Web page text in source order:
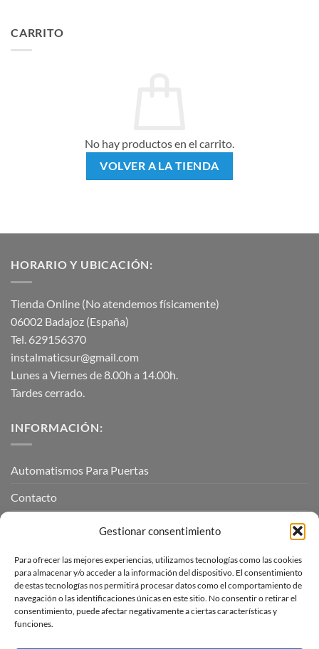
Gestionar consentimiento
Para ofrecer las mejores experiencias, utilizamos tecnologías como las cookies
para almacenar y/o acceder a la información del dispositivo. El consentimiento
de estas tecnologías nos permitirá procesar datos como el comportamiento de
navegación o las identificaciones únicas en este sitio. No consentir o retirar el
consentimiento, puede afectar negativamente a ciertas características y
funciones.
CARRITO
No hay productos en el carrito.
VOLVER A LA TIENDA
HORARIO Y UBICACIÓN:
Tienda Online (No atendemos físicamente)
06002 Badajoz (España)
Tel. 629156370
instalmaticsur@gmail.com
Lunes a Viernes de 8.00h a 14.00h.
Tardes cerrado.
INFORMACIÓN:
Automatismos Para Puertas
Contacto
INFORMACIÓN LEGAL
Aviso Legal